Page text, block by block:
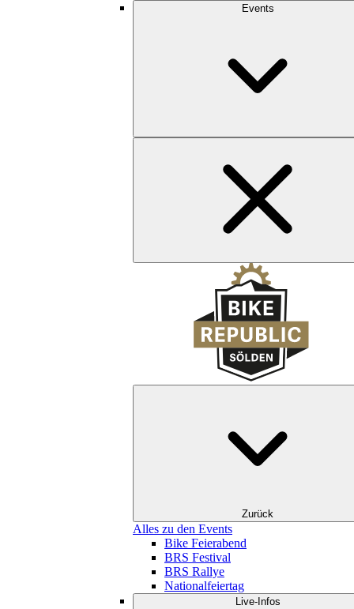
Events
Zurück
Alles zu den Events
Bike Feierabend
BRS Festival
BRS Rallye
Nationalfeiertag
Live-Infos